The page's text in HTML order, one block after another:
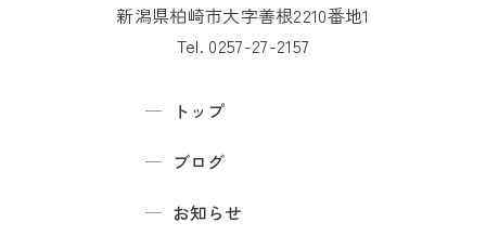
新潟県柏崎市大字善根2210番地1
Tel. 0257-27-2157
トップ
ブログ
お知らせ